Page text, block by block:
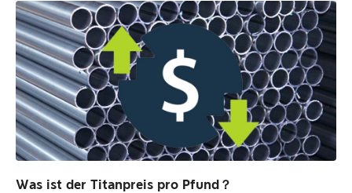
Was ist der Titanpreis pro Pfund？